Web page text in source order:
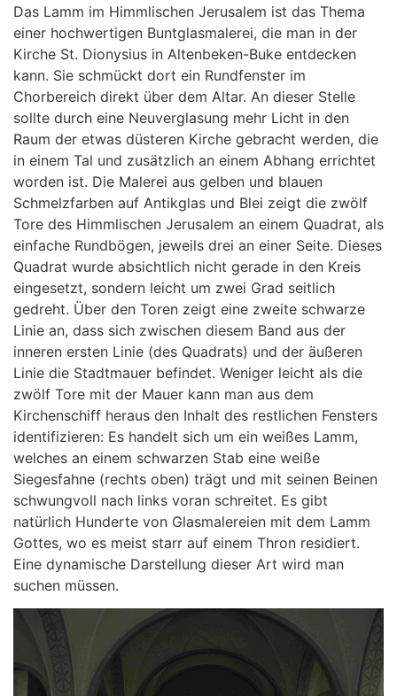
Das Lamm im Himmlischen Jerusalem ist das Thema
einer hochwertigen Buntglasmalerei, die man in der
Kirche St. Dionysius in Altenbeken-Buke entdecken
kann. Sie schmückt dort ein Rundfenster im
Chorbereich direkt über dem Altar. An dieser Stelle
sollte durch eine Neuverglasung mehr Licht in den
Raum der etwas düsteren Kirche gebracht werden, die
in einem Tal und zusätzlich an einem Abhang errichtet
worden ist. Die Malerei aus gelben und blauen
Schmelzfarben auf Antikglas und Blei zeigt die zwölf
Tore des Himmlischen Jerusalem an einem Quadrat, als
einfache Rundbögen, jeweils drei an einer Seite. Dieses
Quadrat wurde absichtlich nicht gerade in den Kreis
eingesetzt, sondern leicht um zwei Grad seitlich
gedreht. Über den Toren zeigt eine zweite schwarze
Linie an, dass sich zwischen diesem Band aus der
inneren ersten Linie (des Quadrats) und der äußeren
Linie die Stadtmauer befindet. Weniger leicht als die
zwölf Tore mit der Mauer kann man aus dem
Kirchenschiff heraus den Inhalt des restlichen Fensters
identifizieren: Es handelt sich um ein weißes Lamm,
welches an einem schwarzen Stab eine weiße
Siegesfahne (rechts oben) trägt und mit seinen Beinen
schwungvoll nach links voran schreitet. Es gibt
natürlich Hunderte von Glasmalereien mit dem Lamm
Gottes, wo es meist starr auf einem Thron residiert.
Eine dynamische Darstellung dieser Art wird man
suchen müssen.